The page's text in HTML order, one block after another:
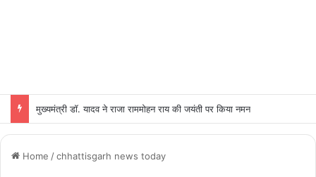
मुख्यमंत्री डॉ. यादव ने राजा राममोहन राय की जयंती पर किया नमन
Home /chhattisgarh news today